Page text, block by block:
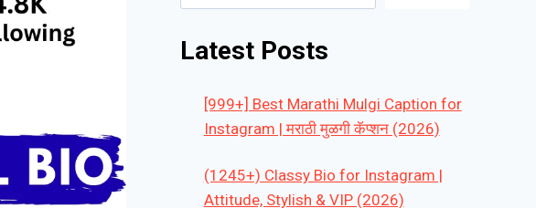
Latest Posts
[999+] Best Marathi Mulgi Caption for
Instagram | मराठी मुळगी कॅप्शन (2026)
(1245+) Classy Bio for Instagram |
Attitude, Stylish & VIP (2026)